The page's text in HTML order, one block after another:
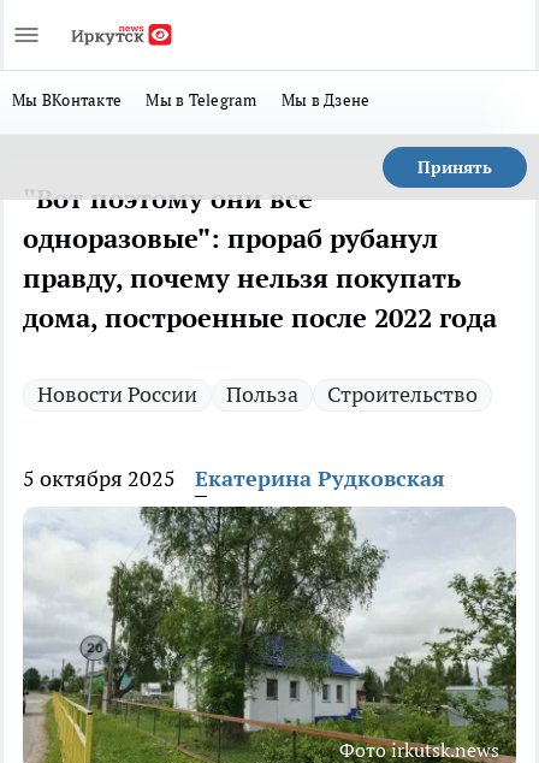
Мы ВКонтакте Мы в Telegram Мы в Дзене
Принять
"Вот поэтому они все
одноразовые": прораб рубанул
правду, почему нельзя покупать
дома, построенные после 2022 года
Новости России Польза Строительство
5 октября 2025 Екатерина Рудковская
Фото irkutsk.news